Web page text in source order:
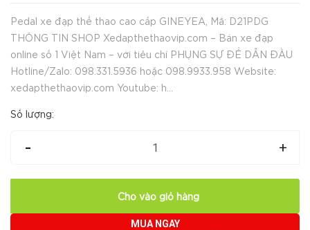
Pedal xe đạp thể thao cao cấp GINEYEA, Mã: D21PDG
THÔNG TIN SHOP Xedapthethaovip.com – Bán xe đạp
online số 1 Việt Nam – với tiêu chí PHỤNG SỰ ĐỂ DẪN ĐẦU
Hotline/Zalo: 098.331.5936 hoặc 098.9933.958 Website:
xedapthethaovip.com Youtube: h...
Số lượng:
- +
Cho vào giỏ hàng
MUA NGAY